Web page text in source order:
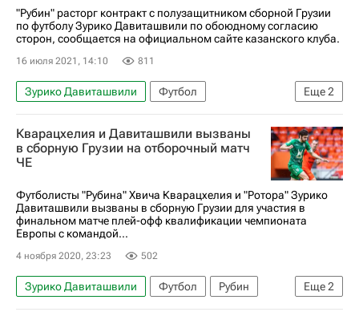
"Рубин" расторг контракт с полузащитником сборной Грузии
по футболу Зурико Давиташвили по обоюдному согласию
сторон, сообщается на официальном сайте казанского клуба.
16 июля 2021, 14:10 811
Еще2
Зурико Давиташвили
Футбол
РПЛ 2026-2027 (Чемпионат России по футболу)
Рубин
Кварацхелия и Давиташвили вызваны
в сборную Грузии на отборочный матч
ЧЕ
Футболисты "Рубина" Хвича Кварацхелия и "Ротора" Зурико
Давиташвили вызваны в сборную Грузии для участия в
финальном матче плей-офф квалификации чемпионата
Европы с командой...
4 ноября 2020, 23:23 502
Еще2
Зурико Давиташвили Футбол
Рубин
Хвича Кварацхелия
Ротор